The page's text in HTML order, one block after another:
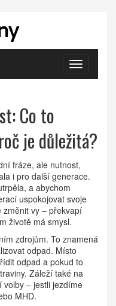
Zobrazit
navigaci
Co to
je důležitá?
fráze, ale nutnost,
i pro další generace.
a abychom
uspokojovat svoje
změnit vy – překvapí
životě má smysl.
zdrojům. To znamená
odpad. Místo
odpad a pokud to
Záleží také na
– jestli jezdíme
MHD.